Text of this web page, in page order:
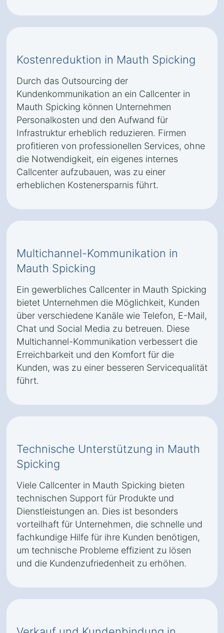
Kostenreduktion in Mauth Spicking
Durch das Outsourcing der
Kundenkommunikation an ein Callcenter in
Mauth Spicking können Unternehmen
Personalkosten und den Aufwand für
Infrastruktur erheblich reduzieren. Firmen
profitieren von professionellen Services, ohne
die Notwendigkeit, ein eigenes internes
Callcenter aufzubauen, was zu einer
erheblichen Kostenersparnis führt.
Multichannel-Kommunikation in
Mauth Spicking
Ein gewerbliches Callcenter in Mauth Spicking
bietet Unternehmen die Möglichkeit, Kunden
über verschiedene Kanäle wie Telefon, E-Mail,
Chat und Social Media zu betreuen. Diese
Multichannel-Kommunikation verbessert die
Erreichbarkeit und den Komfort für die
Kunden, was zu einer besseren Servicequalität
führt.
Technische Unterstützung in Mauth
Spicking
Viele Callcenter in Mauth Spicking bieten
technischen Support für Produkte und
Dienstleistungen an. Dies ist besonders
vorteilhaft für Unternehmen, die schnelle und
fachkundige Hilfe für ihre Kunden benötigen,
um technische Probleme effizient zu lösen
und die Kundenzufriedenheit zu erhöhen.